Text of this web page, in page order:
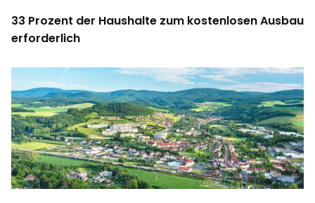
33 Prozent der Haushalte zum kostenlosen Ausbau
erforderlich